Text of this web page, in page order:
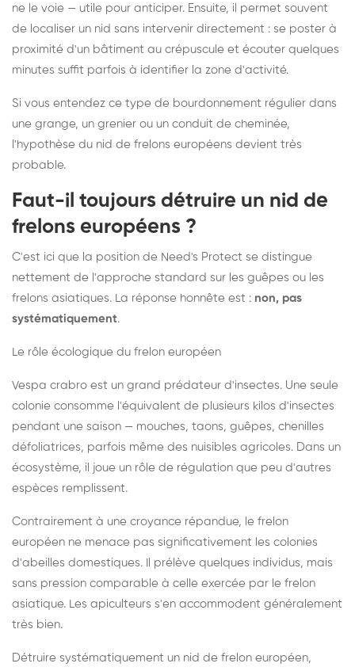
ne le voie — utile pour anticiper. Ensuite, il permet souvent
de localiser un nid sans intervenir directement : se poster à
proximité d'un bâtiment au crépuscule et écouter quelques
minutes suffit parfois à identifier la zone d'activité.
Si vous entendez ce type de bourdonnement régulier dans
une grange, un grenier ou un conduit de cheminée,
l'hypothèse du nid de frelons européens devient très
probable.
Faut-il toujours détruire un nid de
frelons européens ?
C'est ici que la position de Need's Protect se distingue
nettement de l'approche standard sur les guêpes ou les
frelons asiatiques. La réponse honnête est : non, pas
systématiquement.
Le rôle écologique du frelon européen
Vespa crabro est un grand prédateur d'insectes. Une seule
colonie consomme l'équivalent de plusieurs kilos d'insectes
pendant une saison — mouches, taons, guêpes, chenilles
défoliatrices, parfois même des nuisibles agricoles. Dans un
écosystème, il joue un rôle de régulation que peu d'autres
espèces remplissent.
Contrairement à une croyance répandue, le frelon
européen ne menace pas significativement les colonies
d'abeilles domestiques. Il prélève quelques individus, mais
sans pression comparable à celle exercée par le frelon
asiatique. Les apiculteurs s'en accommodent généralement
très bien.
Détruire systématiquement un nid de frelon européen,